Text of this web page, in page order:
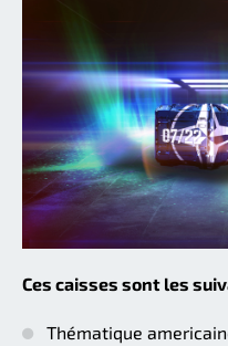
Ces caisses sont les
Thématique